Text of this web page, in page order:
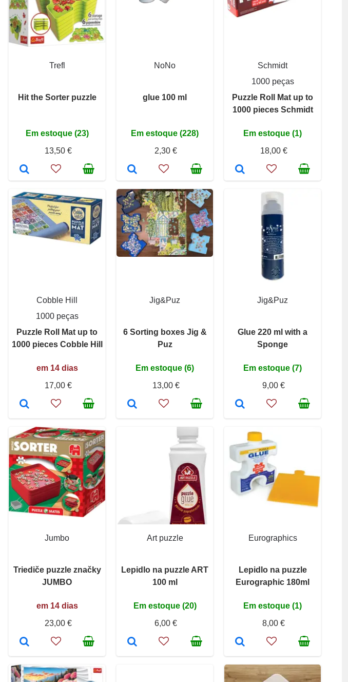
Trefl
Hit the Sorter puzzle
Em estoque (23)
13,50 €
NoNo
glue 100 ml
Em estoque (228)
2,30 €
Schmidt
1000 peças
Puzzle Roll Mat up to
1000 pieces Schmidt
Em estoque (1)
18,00 €
Cobble Hill
1000 peças
Puzzle Roll Mat up to
1000 pieces Cobble Hill
em 14 dias
17,00 €
Jig&Puz
6 Sorting boxes Jig &
Puz
Em estoque (6)
13,00 €
Jig&Puz
Glue 220 ml with a
Sponge
Em estoque (7)
9,00 €
Jumbo
Triediče puzzle značky
JUMBO
em 14 dias
23,00 €
Art puzzle
Lepidlo na puzzle ART
100 ml
Em estoque (20)
6,00 €
Eurographics
Lepidlo na puzzle
Eurographic 180ml
Em estoque (1)
8,00 €